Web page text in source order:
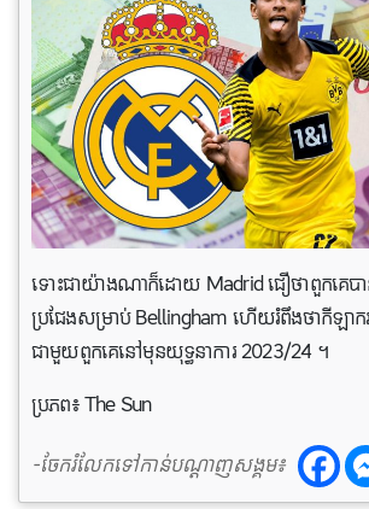
ទោះជាយ៉ាងណាក៏ដោយ Madrid ជឿថាពួកគេបា
ប្រជែងសម្រាប់ Bellingham ហើយរំពឹងថាកីឡា
ជាមួយពួកគេនៅមុនយុទ្ធនាការ 2023/24 ។
ប្រភព៖ The Sun
-ចែករំលែកទៅកាន់បណ្តាញសង្គម៖